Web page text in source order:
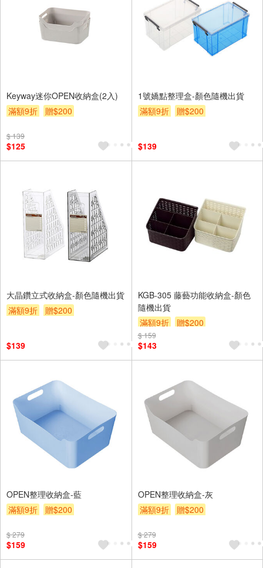
Keyway迷你OPEN收納盒(2入)
滿額9折
贈$200
$ 139
$125
1號嬌點整理盒-顏色隨機出貨
滿額9折
贈$200
$139
大晶鑽立式收納盒-顏色隨機出貨
滿額9折
贈$200
$139
KGB-305 藤藝功能收納盒-顏色
隨機出貨
滿額9折
贈$200
$ 159
$143
OPEN整理收納盒-藍
滿額9折
贈$200
$ 279
$159
OPEN整理收納盒-灰
滿額9折
贈$200
$ 279
$159